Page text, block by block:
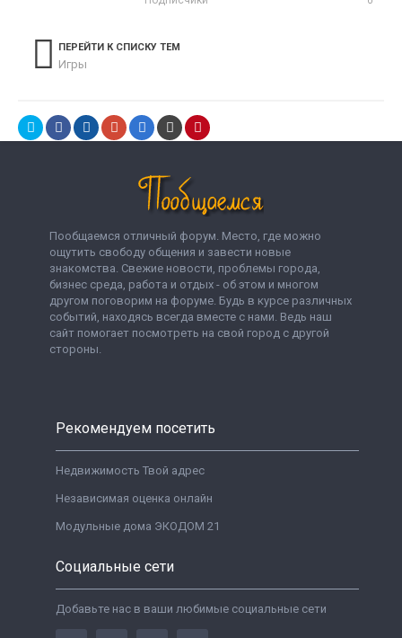
ПЕРЕЙТИ К СПИСКУ ТЕМ
Игры
Пообщаемся отличный форум. Место, где можно
ощутить свободу общения и завести новые
знакомства. Свежие новости, проблемы города,
бизнес среда, работа и отдых - об этом и многом
другом поговорим на форуме. Будь в курсе различных
событий, находясь всегда вместе с нами. Ведь наш
сайт помогает посмотреть на свой город с другой
стороны.
Рекомендуем посетить
Недвижимость Твой адрес
Независимая оценка онлайн
Модульные дома ЭКОДОМ 21
Социальные сети
Добавьте нас в ваши любимые социальные сети